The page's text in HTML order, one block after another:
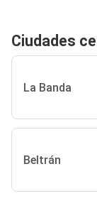
Ciudades
La Banda
Beltrán